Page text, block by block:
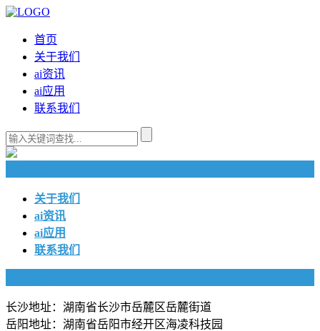
首页
关于我们
ai资讯
ai应用
联系我们
关于我们
ai资讯
ai应用
联系我们
长沙地址：湖南省长沙市岳麓区岳麓街道
岳阳地址：湖南省岳阳市经开区海凌科技园